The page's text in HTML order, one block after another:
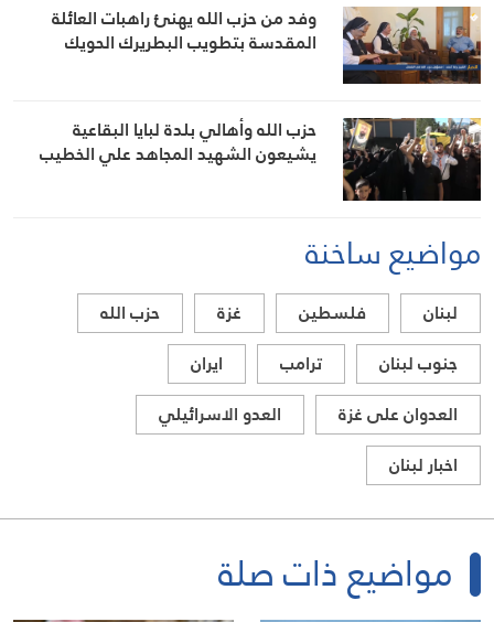
وفد من حزب الله يهنئ راهبات العائلة
المقدسة بتطويب البطريرك الحويك
حزب الله وأهالي بلدة لبايا البقاعية
يشيعون الشهيد المجاهد علي الخطيب
مواضيع ساخنة
لبنان فلسطين غزة
حزب الله
جنوب لبنان
ترامب
ايران
العدوان على غزة
العدو الاسرائيلي
اخبار لبنان
مواضيع ذات صلة